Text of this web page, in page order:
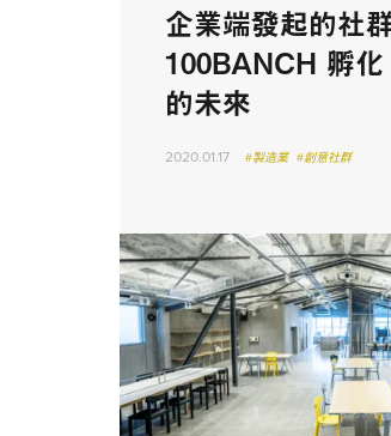
企業端發起的社
100BANCH 孵
的未來
2020.01.17 #製造業 #創意社群